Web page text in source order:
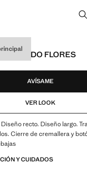
BORDADO FLORES
XAF ]
AVÍSAME
VER LOOK
recto. Diseño largo.
Cierre de cremallera y
Y CUIDADOS